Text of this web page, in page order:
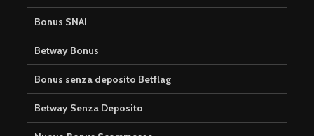
Bonus SNAI
Betway Bonus
Bonus senza deposito Betflag
Betway Senza Deposito